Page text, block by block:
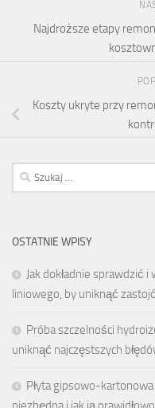
Najdroższe etapy
Koszty ukryte przy
Szukaj:
OSTATNIE WPISY
Jak dokładnie sprawdzić
liniowego, by uniknąć
Próba szczelności
uniknąć najczęstszych
Płyta gipsowo-